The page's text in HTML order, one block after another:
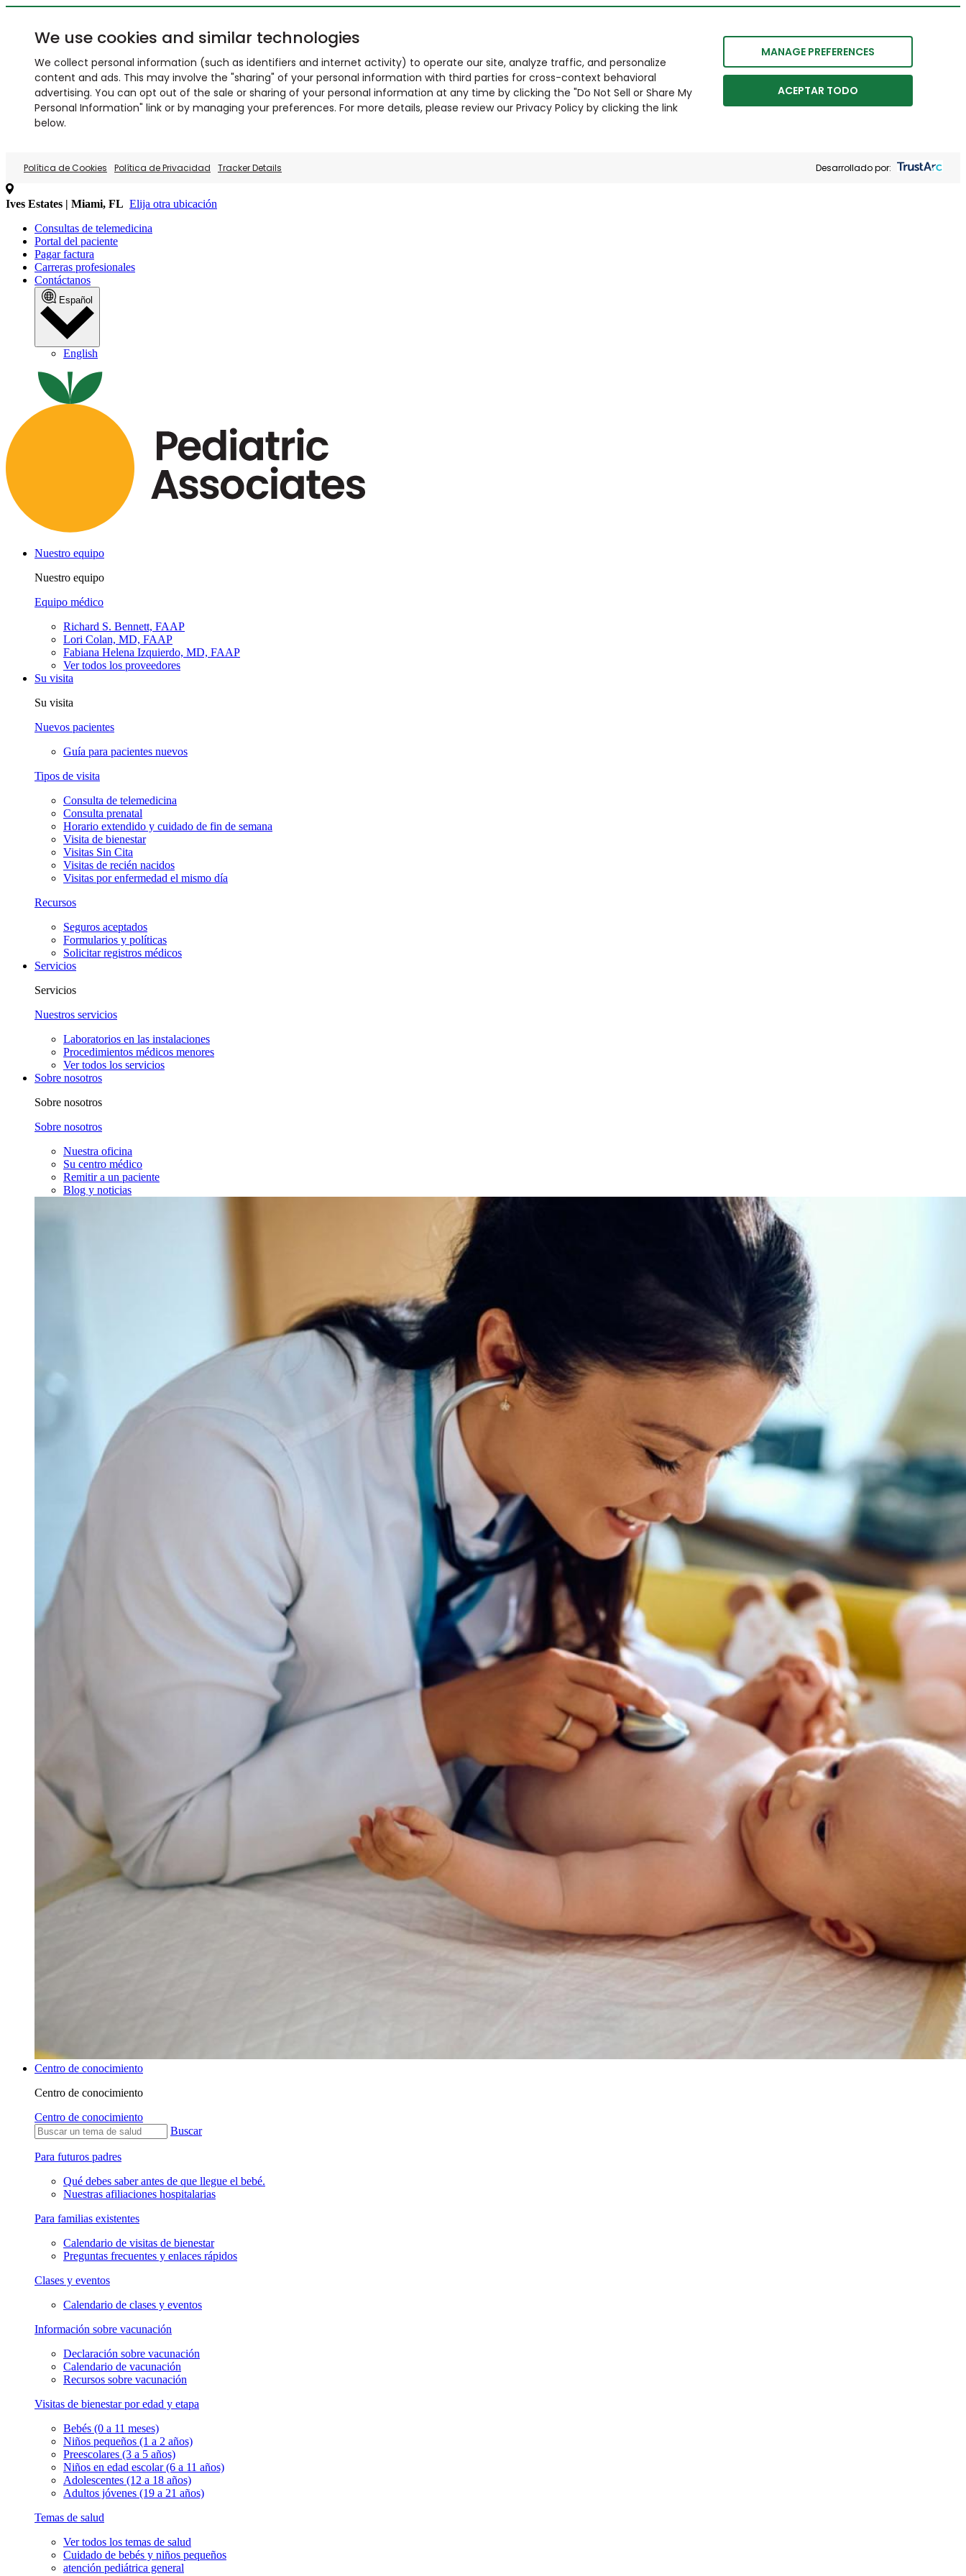
We use cookies and similar technologies
We collect personal information (such as identifiers and internet activity) to operate our site, analyze traffic, and personalize
content and ads. This may involve the "sharing" of your personal information with third parties for cross-context behavioral
advertising. You can opt out of the sale or sharing of your personal information at any time by clicking the "Do Not Sell or Share My
Personal Information" link or by managing your preferences. For more details, please review our Privacy Policy by clicking the link
below.
MANAGE PREFERENCES
ACEPTAR TODO
Política de Cookies Política de Privacidad Tracker Details Desarrollado por:
Ives Estates | Miami, FL Elija otra ubicación
Consultas de telemedicina
Portal del paciente
Pagar factura
Carreras profesionales
Contáctanos
Español
English
Nuestro equipo
Nuestro equipo
Equipo médico
Richard S. Bennett, FAAP
Lori Colan, MD, FAAP
Fabiana Helena Izquierdo, MD, FAAP
Ver todos los proveedores
Su visita
Su visita
Nuevos pacientes
Guía para pacientes nuevos
Tipos de visita
Consulta de telemedicina
Consulta prenatal
Horario extendido y cuidado de fin de semana
Visita de bienestar
Visitas Sin Cita
Visitas de recién nacidos
Visitas por enfermedad el mismo día
Recursos
Seguros aceptados
Formularios y políticas
Solicitar registros médicos
Servicios
Servicios
Nuestros servicios
Laboratorios en las instalaciones
Procedimientos médicos menores
Ver todos los servicios
Sobre nosotros
Sobre nosotros
Sobre nosotros
Nuestra oficina
Su centro médico
Remitir a un paciente
Blog y noticias
Centro de conocimiento
Centro de conocimiento
Centro de conocimiento
Buscar
Para futuros padres
Qué debes saber antes de que llegue el bebé.
Nuestras afiliaciones hospitalarias
Para familias existentes
Calendario de visitas de bienestar
Preguntas frecuentes y enlaces rápidos
Clases y eventos
Calendario de clases y eventos
Información sobre vacunación
Declaración sobre vacunación
Calendario de vacunación
Recursos sobre vacunación
Visitas de bienestar por edad y etapa
Bebés (0 a 11 meses)
Niños pequeños (1 a 2 años)
Preescolares (3 a 5 años)
Niños en edad escolar (6 a 11 años)
Adolescentes (12 a 18 años)
Adultos jóvenes (19 a 21 años)
Temas de salud
Ver todos los temas de salud
Cuidado de bebés y niños pequeños
atención pediátrica general